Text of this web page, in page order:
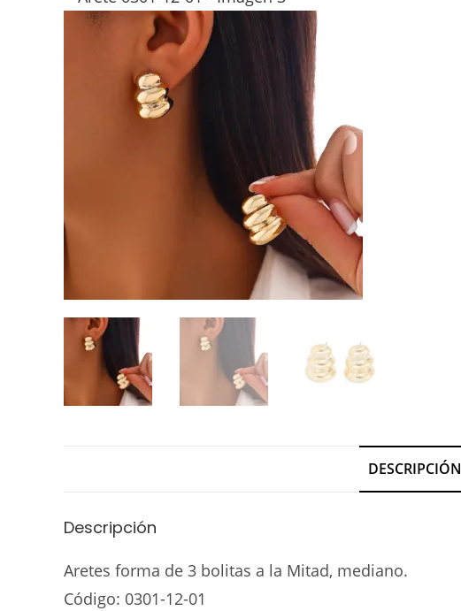
DESCRIPCIÓN
Descripción
Aretes forma de 3 bolitas a la Mitad, mediano.
Código: 0301-12-01